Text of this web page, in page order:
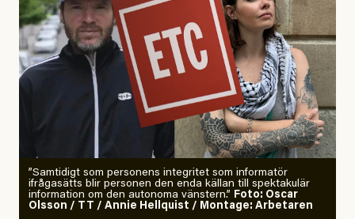
”Samtidigt som personens integritet som informatör
ifrågasätts blir personen den enda källan till spektakulär
information om den autonoma vänstern.” Foto: Oscar
Olsson / TT / Annie Hellquist / Montage: Arbetaren